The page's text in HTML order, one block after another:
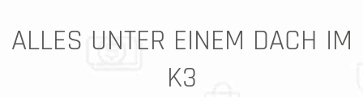
ALLES UNTER EINEM DACH IM
K3